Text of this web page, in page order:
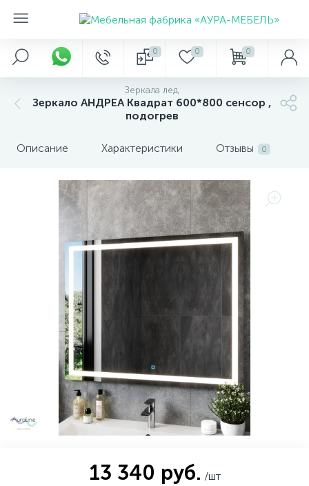
0 0 0
Зеркала лед
Зеркало АНДРЕА Квадрат 600*800 сенсор ,
подогрев
Описание Характеристики Отзывы 0
13 340 руб. /шт